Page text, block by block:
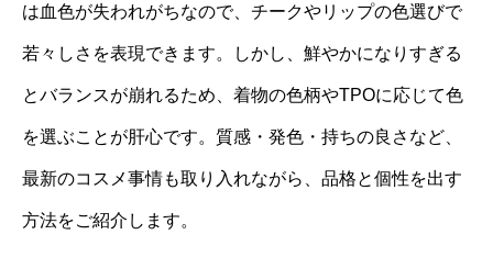
は血色が失われがちなので、チークやリップの色選びで
若々しさを表現できます。しかし、鮮やかになりすぎる
とバランスが崩れるため、着物の色柄やTPOに応じて色
を選ぶことが肝心です。質感・発色・持ちの良さなど、
最新のコスメ事情も取り入れながら、品格と個性を出す
方法をご紹介します。